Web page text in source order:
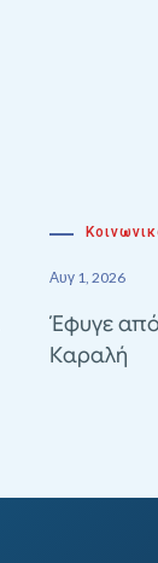
Αυγ 1, 2026
Έφυγε
Καραλή